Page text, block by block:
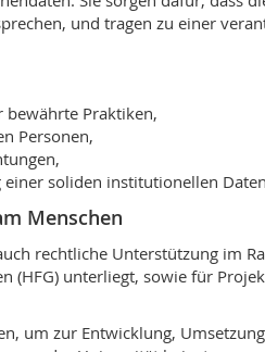
und tragen zu einer
bewährte Praktiken,
Personen,
soliden institutionellen
Menschen
rechtliche Unterstützung im
(HFG) unterliegt, sowie für
um zur Entwicklung,